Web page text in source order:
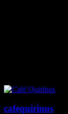
cafequirinus